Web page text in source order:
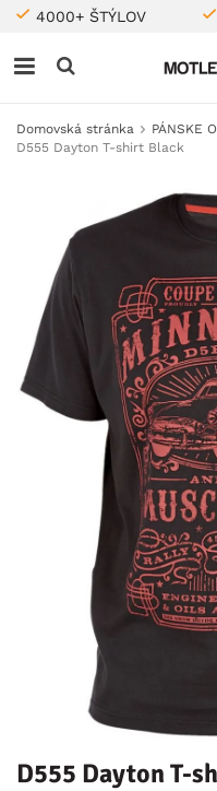
4000+ ŠTÝLOV
Domovská stránka PÁNSKE
D555 Dayton T-shirt Black
D555 Dayton T-